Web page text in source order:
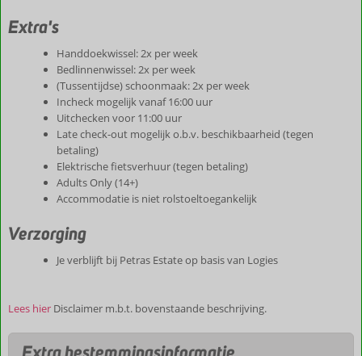
Extra's
Handdoekwissel: 2x per week
Bedlinnenwissel: 2x per week
(Tussentijdse) schoonmaak: 2x per week
Incheck mogelijk vanaf 16:00 uur
Uitchecken voor 11:00 uur
Late check-out mogelijk o.b.v. beschikbaarheid (tegen
betaling)
Elektrische fietsverhuur (tegen betaling)
Adults Only (14+)
Accommodatie is niet rolstoeltoegankelijk
Verzorging
Je verblijft bij Petras Estate op basis van Logies
Lees hier Disclaimer m.b.t. bovenstaande beschrijving.